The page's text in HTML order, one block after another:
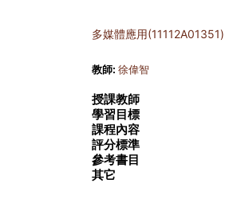
多媒體應用(11112A01351)
教師: 徐偉智
授課教師
學習目標
課程內容
評分標準
參考書目
其它